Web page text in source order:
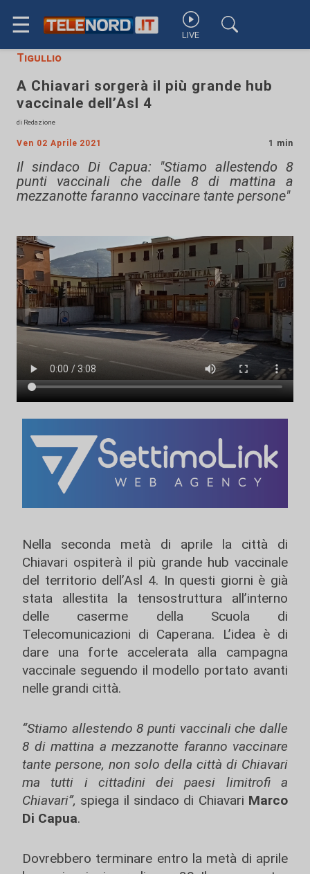
☰ LIVE
Tigullio
A Chiavari sorgerà il più grande hub
vaccinale dell’Asl 4
di Redazione
Ven 02 Aprile 2021 1 min
Il sindaco Di Capua: "Stiamo allestendo 8
punti vaccinali che dalle 8 di mattina a
mezzanotte faranno vaccinare tante persone"
Nella seconda metà di aprile la città di
Chiavari ospiterà il più grande hub vaccinale
del territorio dell’Asl 4. In questi giorni è già
stata allestita la tensostruttura all’interno
delle caserme della Scuola di
Telecomunicazioni di Caperana. L’idea è di
dare una forte accelerata alla campagna
vaccinale seguendo il modello portato avanti
nelle grandi città.
“Stiamo allestendo 8 punti vaccinali che dalle
8 di mattina a mezzanotte faranno vaccinare
tante persone, non solo della città di Chiavari
ma tutti i cittadini dei paesi limitrofi a
Chiavari”, spiega il sindaco di Chiavari Marco
Di Capua.
Dovrebbero terminare entro la metà di aprile